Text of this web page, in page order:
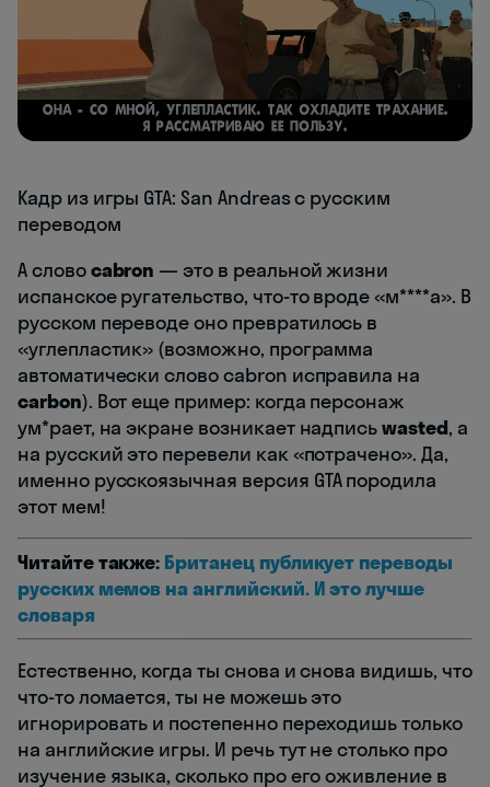
Кадр из игры GTA: San Andreas с русским
переводом
А словоcabron — это в реальной жизни
испанское ругательство, что-то вроде «м****а». В
русском переводе оно превратилось в
«углепластик» (возможно, программа
автоматически слово cabron исправила на
carbon). Вот еще пример: когда персонаж
ум*рает, на экране возникает надписьwasted, а
на русский это перевели как «потрачено». Да,
именно русскоязычная версия GTA породила
этот мем!
Читайте также: Британец публикует переводы
русских мемов на английский. И это лучше
словаря
Естественно, когда ты снова и снова видишь, что
что-то ломается, ты не можешь это
игнорировать и постепенно переходишь только
на английские игры. И речь тут не столько про
изучение языка, сколько про его оживление в